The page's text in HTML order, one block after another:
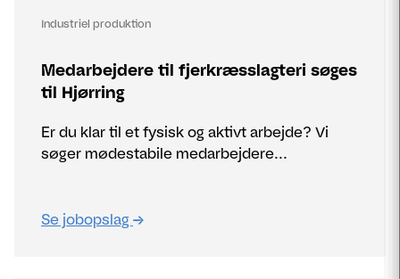
Industriel produktion
Medarbejdere til fjerkræsslagteri søges
til Hjørring
Er du klar til et fysisk og aktivt arbejde? Vi
søger mødestabile medarbejdere...
Se jobopslag